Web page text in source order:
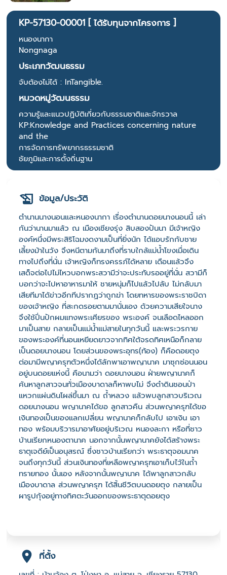
KP-57130-00001 [ ได้รับทุนจากโครงการ ]
หนองนากา
Nongnaga
ประเภทวัฒนธรรม
จับต้องไม่ได้ : InTangible.
หมวดหมู่วัฒนธรรม
ความรู้และแนวปฏิบัติเกี่ยวกับธรรมชาติและจักรวาล
KP:Knowledge and Practices concerning nature
and the
การจัดการทรัพยากรธรรมชาติ
ชัยภูมิและการตั้งถิ่นฐาน
ข้อมูล/ประวัติ
ตำนานนางนอนและหนองนากา เรื่องตำนานดอยนางนอนนี้ เล่า
กันว่านานมาแล้ว ณ เมืองเชียงรุ่ง สิบสองปันนา มีเจ้าหญิง
องค์หนึ่งมีพระสิริโฉมงดงามเป็นที่ยิ่งนัก ได้แอบรักกับชาย
เลี้ยงม้าในวัง จึงหนีตามกันมาถึงที่ราบใกล้แม่น้ำโขงเมื่อเดิน
ทางไปถึงที่นั่น เจ้าหญิงก็ทรงครรภ์ได้หลาย เดือนแล้วจึง
เสด็จต่อไปไม่ไหวบอกพระสวามีว่าจะประทับรออยู่ที่นั่น สวามีก็
บอกว่าจะไปหาอาหารมาให้ ชายหนุ่มก็ไปแล้วไปลับ ไม่กลับมา
เสียทีมาได้ข่าวอีกทีปรากฏว่าถูกฆ่า โดยทหารของพระราชบิดา
ของเจ้าหญิง ที่สะกดรอยตามมานั่นเอง ด้วยความเสียใจนาง
จึงใช้ปิ่นปักผมแทงพระเศียรของ พระองค์ จนเลือดไหลออก
มาเป็นสาย กลายเป็นแม่น้ำแม่สายในทุกวันนี้ และพระวรกาย
ของพระองค์ที่นอนเหยียดยาวจากทิศใต้จรดทิศเหนือก็กลาย
เป็นดอยนางนอน โดยส่วนของพระอุทร(ท้อง) ก็คือดอยตุง
ต่อมามีพญาครุฑตัวหนึ่งได้ลักพาเอาพญานาค มาซุกซ่อนนอน
อยู่บนดอยแห่งนี้ คือนามว่า ดอยนางนอน ฝ่ายพญานาคก็
ค้นหาลูกสาวจนทั่วเมืองบาดาลก็หาพบไม่ จึงดำดินชอนป่า
แหวกแผ่นดินโผล่ขึ้นมา ณ ถ้ำหลวง แล้วพบลูกสาวบริเวณ
ดอยนางนอน พญานาคได้ขอ ลูกสาวคืน ส่วนพญาครุฑได้ขอ
เงินทองเป็นของแลกเปลี่ยน พญานาคก็กลับไป เอาเงิน เอา
ทอง พร้อมบริวารมาอาศัยอยู่บริเวณ หนองละกา หรือที่ชาว
บ้านเรียกหนองตานาค นอกจากนั้นพญานาคยังได้สร้างพระ
ธาตุเจดีย์เป็นอนุสรณ์ ซึ่งชาวบ้านเรียกว่า พระธาตุจอมนาค
จนถึงทุกวันนี้ ส่วนเงินทองที่เหลือพญาครุฑเอาเก็บไว้ในถ้ำ
ทรายทอง นั้นเอง หลังจากนั้นพญานาค ได้พาลูกสาวกลับ
เมืองบาดาล ส่วนพญาครุฑ ได้สิ้นชีวิตบนดอยตุง กลายเป็น
ผารูปกุ้งอยู่ทางทิศตะวันออกของพระธาตุดอยตุง
ที่ตั้ง